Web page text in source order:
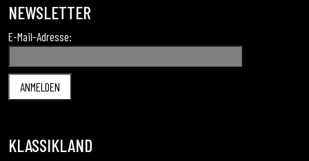
NEWSLETTER
E-Mail-Adresse:
KLASSIKLAND